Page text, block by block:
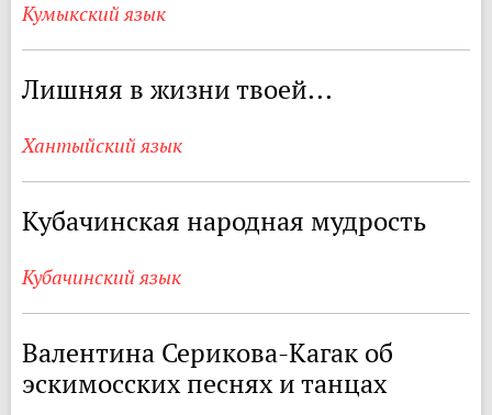
Кумыкский язык
Лишняя в жизни твоей...
Хантыйский язык
Кубачинская народная мудрость
Кубачинский язык
Валентина Серикова-Кагак об
эскимосских песнях и танцах